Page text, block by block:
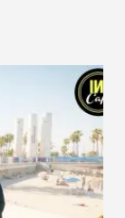
ou la
d’un usage
consultées
Carrefour,
Du côté des